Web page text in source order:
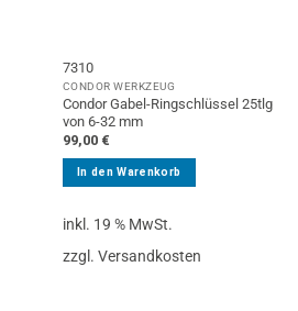
7310
CONDOR WERKZEUG
Condor Gabel-Ringschlüssel 25tlg
von 6-32 mm
99,00 €
In den Warenkorb
inkl. 19 % MwSt.
zzgl. Versandkosten